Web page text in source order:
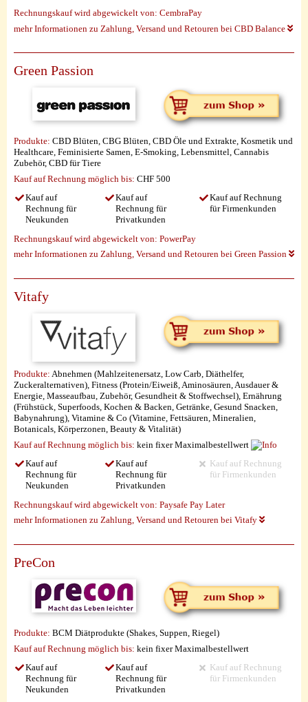
Rechnungskauf wird abgewickelt von: CembraPay
mehr Informationen zu Zahlung, Versand und Retouren bei CBD Balance
Green Passion
Produkte: CBD Blüten, CBG Blüten, CBD Öle und Extrakte, Kosmetik und
Healthcare, Feminisierte Samen, E-Smoking, Lebensmittel, Cannabis
Zubehör, CBD für Tiere
Kauf auf Rechnung möglich bis: CHF 500
Kauf auf
Rechnung für
Neukunden
Kauf auf
Rechnung für
Privatkunden
Kauf auf Rechnung
für Firmenkunden
Rechnungskauf wird abgewickelt von: PowerPay
mehr Informationen zu Zahlung, Versand und Retouren bei Green Passion
Vitafy
Produkte: Abnehmen (Mahlzeitenersatz, Low Carb, Diäthelfer,
Zuckeralternativen), Fitness (Protein/Eiweiß, Aminosäuren, Ausdauer &
Energie, Masseaufbau, Zubehör, Gesundheit & Stoffwechsel), Ernährung
(Frühstück, Superfoods, Kochen & Backen, Getränke, Gesund Snacken,
Babynahrung), Vitamine & Co (Vitamine, Fettsäuren, Mineralien,
Botanicals, Körperzonen, Beauty & Vitalität)
Kauf auf Rechnung möglich bis: kein fixer Maximalbestellwert
Kauf auf
Rechnung für
Neukunden
Kauf auf
Rechnung für
Privatkunden
Kauf auf Rechnung
für Firmenkunden
Rechnungskauf wird abgewickelt von: Paysafe Pay Later
mehr Informationen zu Zahlung, Versand und Retouren bei Vitafy
PreCon
Produkte: BCM Diätprodukte (Shakes, Suppen, Riegel)
Kauf auf Rechnung möglich bis: kein fixer Maximalbestellwert
Kauf auf
Rechnung für
Neukunden
Kauf auf
Rechnung für
Privatkunden
Kauf auf Rechnung
für Firmenkunden